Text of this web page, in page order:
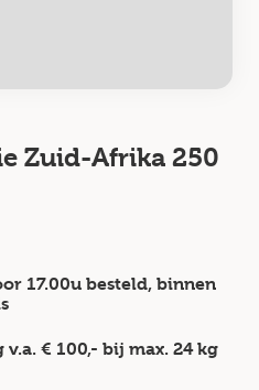
Zuid-Afrika 250
17.00u besteld, binnen
v.a. € 100,- bij max. 24 kg